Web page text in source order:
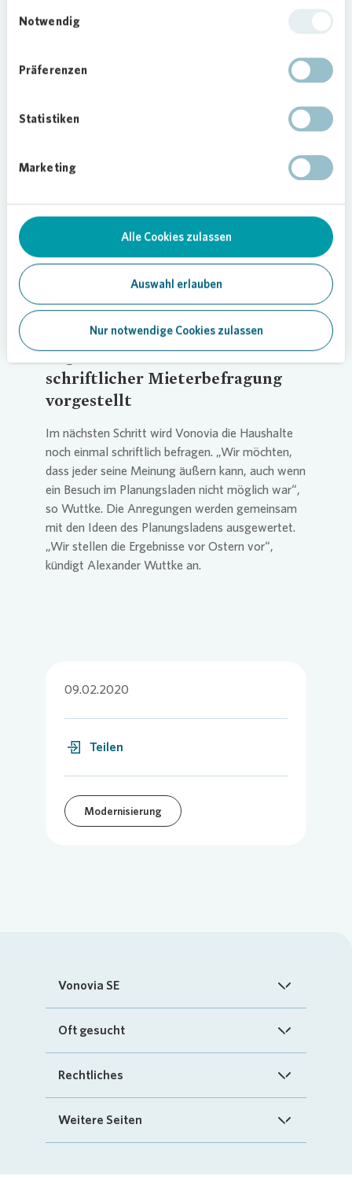
Notwendig
Präferenzen
Statistiken
Marketing
Alle Cookies zulassen
Auswahl erlauben
Nur notwendige Cookies zulassen
„Die meisten Besucher staunten nicht schlecht,
Maßstab – betraten“, berichtet Alexander
Sanitäreinrichtungen lud die Musterwohnung zum
Austausch über die Wünsche und Anregungen der
ein. „Die Bauarbeiten werden kommen. Unser
Anliegen ist, die Einschränkungen für die
gleichen Zuge noch Verbesserungen im
Innenraum vorgenommen werden, verringert das
den Baustress für unsere Kunden“, erläutert
Alexander Wuttke.
Ergebnisse werden nach
schriftlicher Mieterbefragung
vorgestellt
Im nächsten Schritt wird Vonovia die Haushalte
noch einmal schriftlich befragen. „Wir möchten,
dass jeder seine Meinung äußern kann, auch wenn
ein Besuch im Planungsladen nicht möglich war“,
so Wuttke. Die Anregungen werden gemeinsam
mit den Ideen des Planungsladens ausgewertet.
„Wir stellen die Ergebnisse vor Ostern vor“,
kündigt Alexander Wuttke an.
09.02.2020
Teilen
Modernisierung
Vonovia SE
Startseite
Investoren
Oft gesucht
FAQ
„Mein Vonovia“ App
Mein Zuhause
Rechtliches
Impressum
Weitere Seiten